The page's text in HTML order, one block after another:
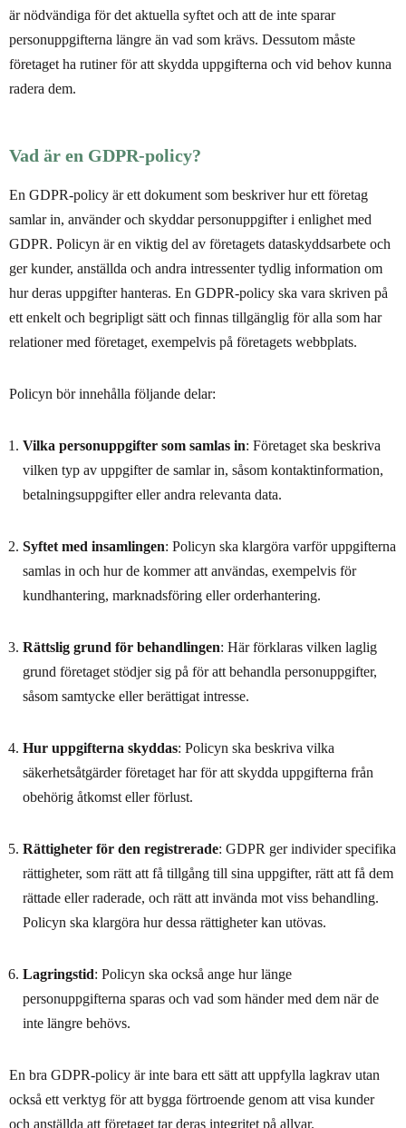
är nödvändiga för det aktuella syftet och att de inte sparar
personuppgifterna längre än vad som krävs. Dessutom måste
företaget ha rutiner för att skydda uppgifterna och vid behov kunna
radera dem.
Vad är en GDPR-policy?
En GDPR-policy är ett dokument som beskriver hur ett företag
samlar in, använder och skyddar personuppgifter i enlighet med
GDPR. Policyn är en viktig del av företagets dataskyddsarbete och
ger kunder, anställda och andra intressenter tydlig information om
hur deras uppgifter hanteras. En GDPR-policy ska vara skriven på
ett enkelt och begripligt sätt och finnas tillgänglig för alla som har
relationer med företaget, exempelvis på företagets webbplats.
Policyn bör innehålla följande delar:
Vilka personuppgifter som samlas in: Företaget ska beskriva
vilken typ av uppgifter de samlar in, såsom kontaktinformation,
betalningsuppgifter eller andra relevanta data.
Syftet med insamlingen: Policyn ska klargöra varför uppgifterna
samlas in och hur de kommer att användas, exempelvis för
kundhantering, marknadsföring eller orderhantering.
Rättslig grund för behandlingen: Här förklaras vilken laglig
grund företaget stödjer sig på för att behandla personuppgifter,
såsom samtycke eller berättigat intresse.
Hur uppgifterna skyddas: Policyn ska beskriva vilka
säkerhetsåtgärder företaget har för att skydda uppgifterna från
obehörig åtkomst eller förlust.
Rättigheter för den registrerade: GDPR ger individer specifika
rättigheter, som rätt att få tillgång till sina uppgifter, rätt att få dem
rättade eller raderade, och rätt att invända mot viss behandling.
Policyn ska klargöra hur dessa rättigheter kan utövas.
Lagringstid: Policyn ska också ange hur länge
personuppgifterna sparas och vad som händer med dem när de
inte längre behövs.
En bra GDPR-policy är inte bara ett sätt att uppfylla lagkrav utan
också ett verktyg för att bygga förtroende genom att visa kunder
och anställda att företaget tar deras integritet på allvar.